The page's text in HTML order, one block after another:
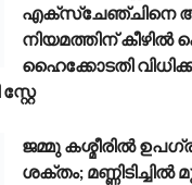
എക്സ്ചേഞ്ചിനെ
നിയമത്തിന്
ഹൈക്കോടതി
ജമ്മു കശ്മീരിൽ
ശക്തം; മണ്ണിടിച്ചിൽ